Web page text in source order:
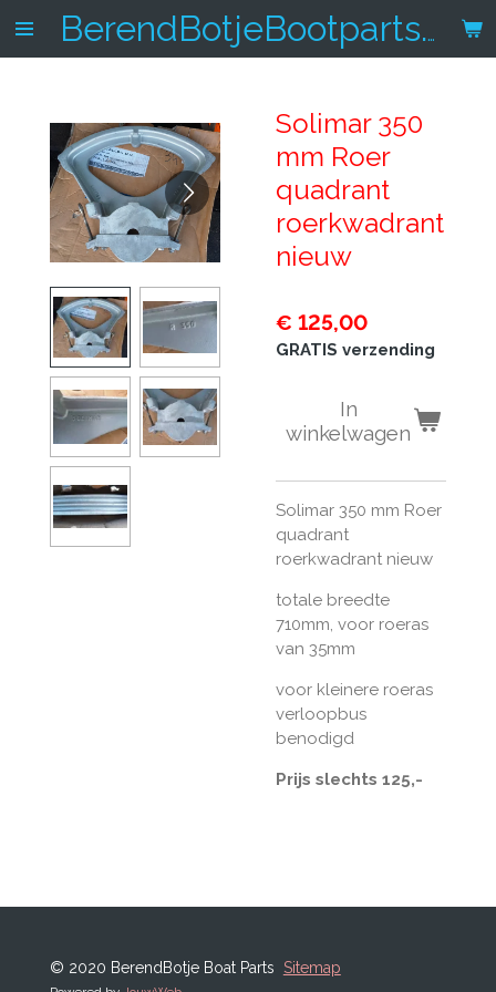
Ga
hoofdinhoud
BerendBotjeBootparts.nl
Solimar 350
mm Roer
quadrant
roerkwadrant
nieuw
€ 125,00
GRATIS verzending
In
winkelwagen
Solimar 350 mm Roer
quadrant
roerkwadrant nieuw
totale breedte
710mm, voor roeras
van 35mm
voor kleinere roeras
verloopbus
benodigd
Prijs slechts 125,-
© 2020 BerendBotje Boat Parts Sitemap